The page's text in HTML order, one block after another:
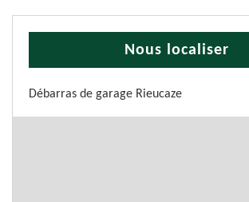
Nous localiser
Débarras de garage Rieucaze